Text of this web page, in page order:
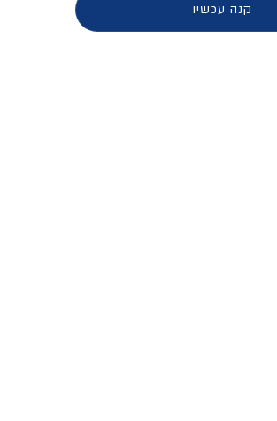
קנה עכשיו